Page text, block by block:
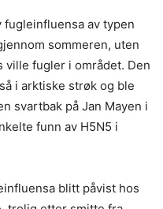
av typen
sommeren, uten
fugler i området. Den
i arktiske strøk og ble
svartbak på Jan Mayen i
funn av H5N5 i
blitt påvist hos